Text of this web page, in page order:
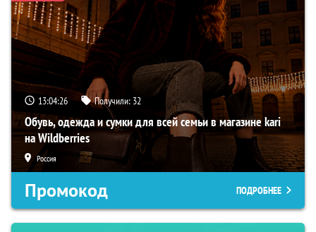
13:04:25 Получили: 32
Обувь, одежда и сумки для всей семьи в магазине kari
на Wildberries
Россия
Промокод ПОДРОБНЕЕ